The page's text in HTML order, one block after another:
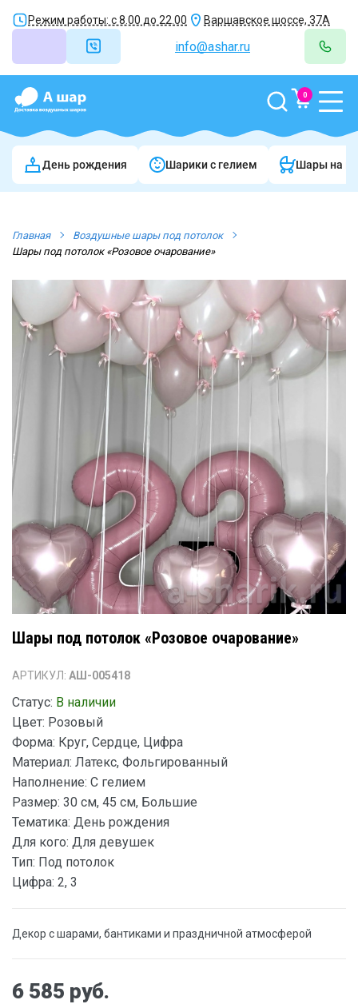
Режим работы: с 8.00 до 22.00 Варшавское шоссе, 37А
info@ashar.ru
0
День рождения Шарики c гелием Шары на
Главная
Воздушные шары под потолок
Шары под потолок «Розовое очарование»
Шары под потолок «Розовое очарование»
АРТИКУЛ: АШ-005418
Статус: В наличии
Цвет: Розовый
Форма: Круг, Сердце, Цифра
Материал: Латекс, Фольгированный
Наполнение: С гелием
Размер: 30 см, 45 см, Большие
Тематика: День рождения
Для кого: Для девушек
Тип: Под потолок
Цифра: 2, 3
Декор с шарами, бантиками и праздничной атмосферой
6 585 руб.